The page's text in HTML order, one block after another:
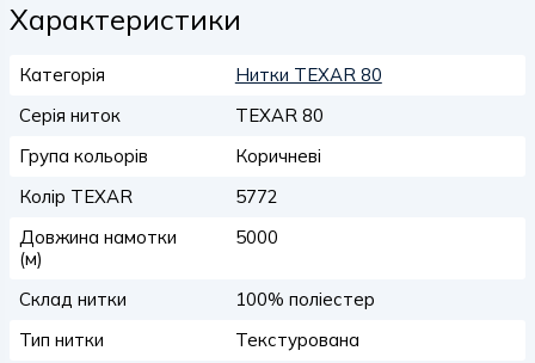
Характеристики
Категорія
Нитки TEXAR 80
Серія ниток
TEXAR 80
Група кольорів
Коричневі
Колір TEXAR
5772
Довжина намотки
(м)
5000
Склад нитки
100% поліестер
Тип нитки
Текстурована